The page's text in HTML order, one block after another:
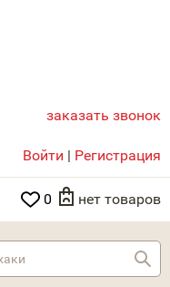
заказать звонок
Войти | Регистрация
0 нет товаров